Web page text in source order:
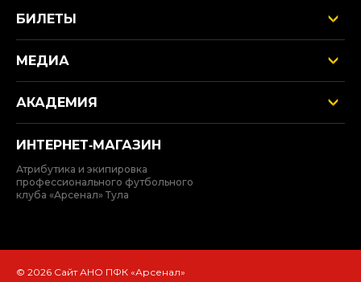
БИЛЕТЫ
МЕДИА
АКАДЕМИЯ
ИНТЕРНЕТ‑МАГАЗИН
Атрибутика и экипировка
профессионального футбольного
клуба «Арсенал» Тула
© 2026 Сайт АНО ПФК «Арсенал»